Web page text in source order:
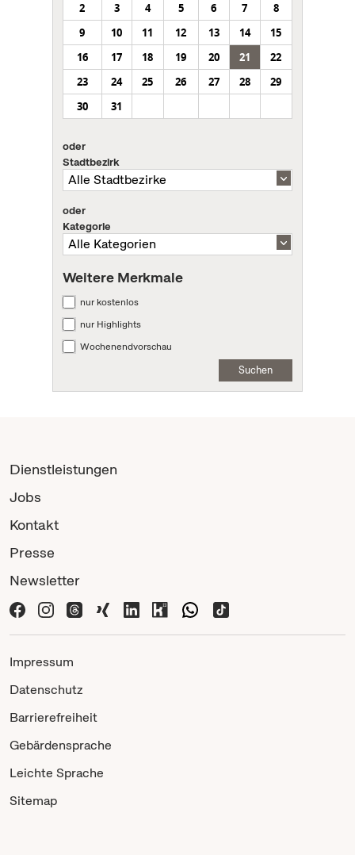
2
3 4 5 6 7
8
9
10 11 12 13 14
15
16
17 18 19 20 21
22
23
24 25 26 27 28
29
30
31
oder
Stadtbezirk
oder
Kategorie
Weitere Merkmale
nur kostenlos
nur Highlights
Wochenendvorschau
Suchen
Dienstleistungen
Jobs
Kontakt
Presse
Newsletter
Impressum
Datenschutz
Barrierefreiheit
Gebärdensprache
Leichte Sprache
Sitemap